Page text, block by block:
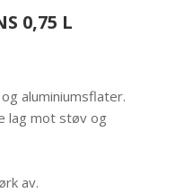
0,75 L
aluminiumsflater.
lag mot støv og
av.